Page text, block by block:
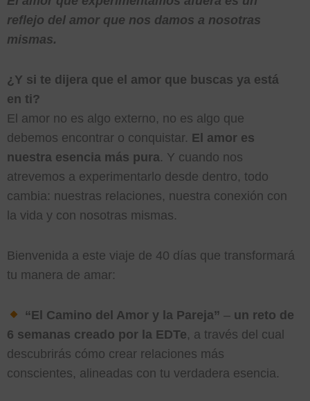
reflejo del amor que nos damos a nosotras
mismas.
¿Y si te dijera que el amor que buscas ya está
en ti?
El amor no es algo externo, no es algo que
debemos encontrar o conquistar. El amor es
nuestra esencia más pura. Y cuando nos
atrevemos a experimentarlo desde dentro, todo
cambia: nuestras relaciones, nuestra conexión con
la vida y con nosotras mismas.
Bienvenida a este viaje de 40 días que transformará
tu manera de amar:
“El Camino del Amor y la Pareja” – un reto de
6 semanas creado por la EDTe, a través del cual
descubrirás cómo crear relaciones más
conscientes, alineadas con tu verdadera esencia.